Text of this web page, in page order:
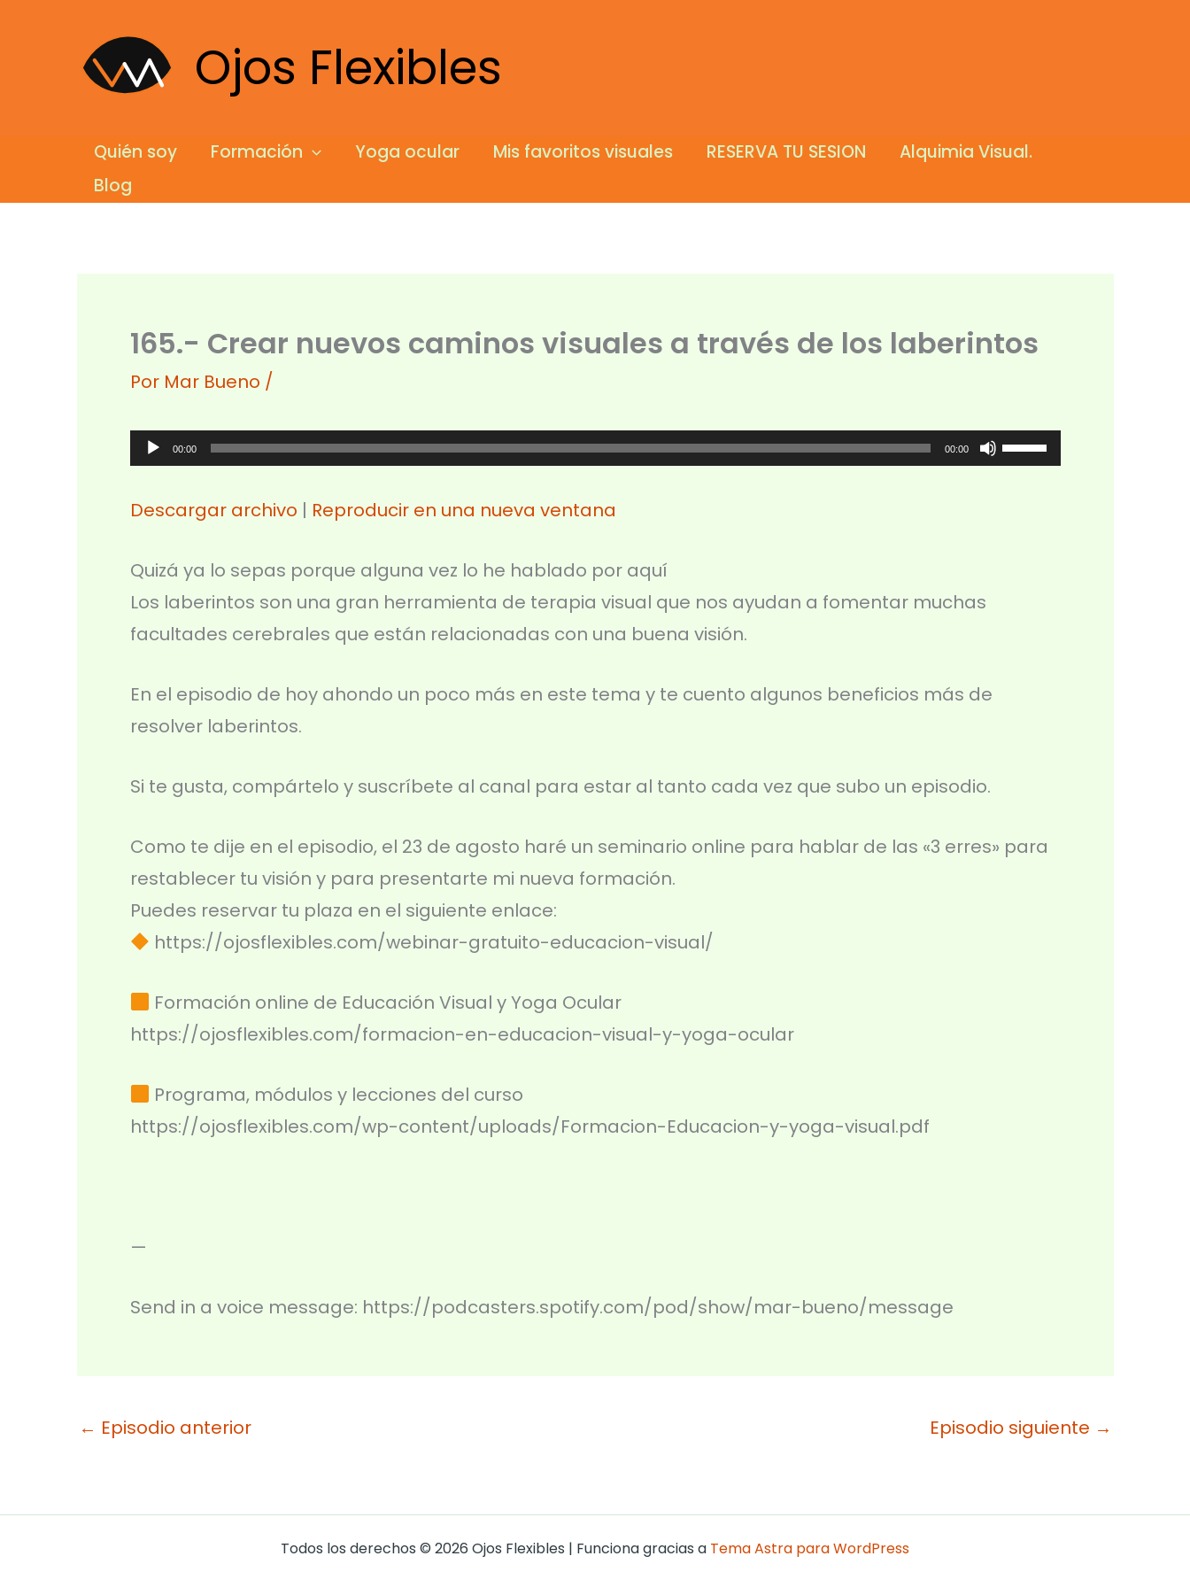
contenido
Ojos Flexibles
Quién soy Formación Yoga ocular Mis favoritos visuales RESERVA TU SESION
Alquimia Visual.
Blog
165.- Crear nuevos caminos visuales a través de los laberintos
Por Mar Bueno /
Reproductor
audio
00:00 00:00
Utiliza
Descargar archivo | Reproducir en una nueva ventana
Quizá ya lo sepas porque alguna vez lo he hablado por aquí
Los laberintos son una gran herramienta de terapia visual que nos ayudan a fomentar muchas
facultades cerebrales que están relacionadas con una buena visión.
En el episodio de hoy ahondo un poco más en este tema y te cuento algunos beneficios más de
resolver laberintos.
Si te gusta, compártelo y suscríbete al canal para estar al tanto cada vez que subo un episodio.
Como te dije en el episodio, el 23 de agosto haré un seminario online para hablar de las «3 erres» para
restablecer tu visión y para presentarte mi nueva formación.
Puedes reservar tu plaza en el siguiente enlace:
⁠⁠ https://ojosflexibles.com/webinar-gratuito-educacion-visual/⁠⁠
Formación online de Educación Visual y Yoga Ocular
⁠⁠⁠⁠⁠https://ojosflexibles.com/formacion-en-educacion-visual-y-yoga-ocular⁠⁠⁠⁠⁠
Programa, módulos y lecciones del curso
⁠⁠⁠⁠⁠https://ojosflexibles.com/wp-content/uploads/Formacion-Educacion-y-yoga-visual.pdf⁠⁠⁠
—
Send in a voice message: https://podcasters.spotify.com/pod/show/mar-bueno/message
← Episodio anterior Episodio siguiente →
Todos los derechos © 2026 Ojos Flexibles | Funciona gracias a Tema Astra para WordPress